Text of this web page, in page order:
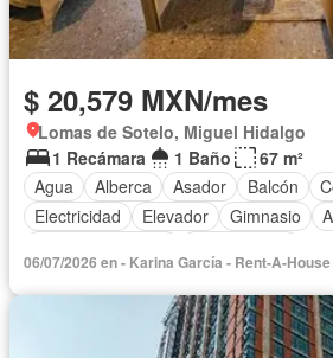
$ 20,579 MXN/mes
Lomas de Sotelo, Miguel Hidalgo
1 Recámara
1 Baño
67 m²
Agua
Alberca Asador Balcón
Electricidad
Elevador Gimnasio
06/07/2026 en - Karina García - Rent-A-House